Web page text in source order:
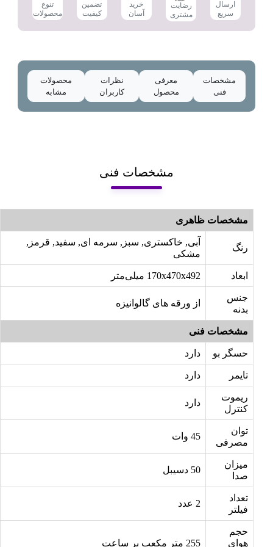
ارسال
سریع
رضایت
مشتری
خرید
آسان
تضمین
کیفیت
تنوع
محصولات
مشخصات
فنی
معرفی
محصول
نظرات
کاربران
محصولات
مشابه
مشخصات فنی
مشخصات ظاهری
رنگ
آبی, خاکستری, سبز, سرمه ای, سفید, قرمز,
مشکی
ابعاد 170x470x492 میلی‌متر
جنس
بدنه
از ورقه های گالوانیزه
مشخصات فنی
حسگر بو دارد
تایمر دارد
ریموت
کنترل
دارد
توان
مصرفی
45 وات
میزان
صدا
50 دسیبل
تعداد
فیلتر
حجم
هوای
255 متر مکعب بر ساعت